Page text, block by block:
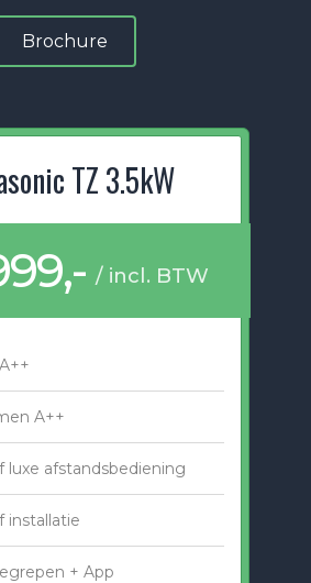
Brochure
TZ 3.5kW
/ incl. BTW
A++
luxe afstandsbediening
installatie
+ App